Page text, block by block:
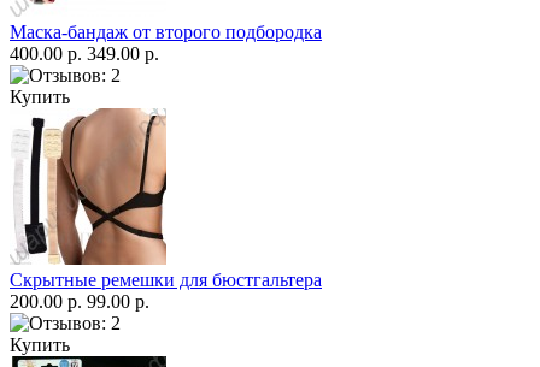
Маска-бандаж от второго подбородка
400.00 р. 349.00 р.
Купить
Скрытные ремешки для бюстгальтера
200.00 р. 99.00 р.
Купить